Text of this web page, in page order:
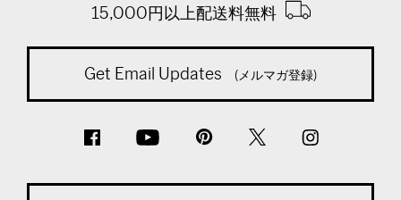
15,000円以上配送料無料
Get Email Updates (メルマガ登録)